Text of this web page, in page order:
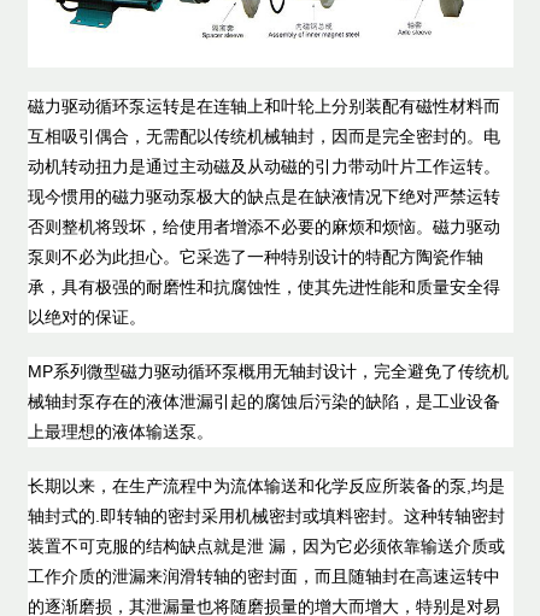
磁力驱动循环泵运转是在连轴上和叶轮上分别装配有磁性材料而
互相吸引偶合，无需配以传统机械轴封，因而是完全密封的。电
动机转动扭力是通过主动磁及从动磁的引力带动叶片工作运转。
现今惯用的磁力驱动泵极大的缺点是在缺液情况下绝对严禁运转
否则整机将毁坏，给使用者增添不必要的麻烦和烦恼。磁力驱动
泵则不必为此担心。它采选了一种特别设计的特配方陶瓷作轴
承，具有极强的耐磨性和抗腐蚀性，使其先进性能和质量安全得
以绝对的保证。
MP系列微型磁力驱动循环泵概用无轴封设计，完全避免了传统机
械轴封泵存在的液体泄漏引起的腐蚀后污染的缺陷，是工业设备
上最理想的液体输送泵。
长期以来，在生产流程中为流体输送和化学反应所装备的泵,均是
轴封式的.即转轴的密封采用机械密封或填料密封。这种转轴密封
装置不可克服的结构缺点就是泄 漏，因为它必须依靠输送介质或
工作介质的泄漏来润滑转轴的密封面，而且随轴封在高速运转中
的逐渐磨损，其泄漏量也将随磨损量的增大而增大，特别是对易